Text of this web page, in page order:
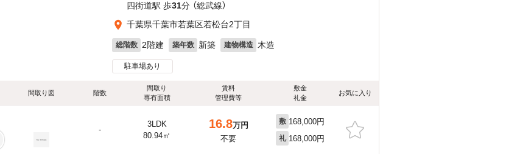
四街道駅 歩31分 （総武線）
千葉県千葉市若葉区若松台2丁目
総階数 2階建 築年数 新築 建物構造 木造
駐車場あり
間取り図 階数
間取り
専有面積
賃料
管理費等
敷金
礼金
お気に入り
-
3LDK
80.94㎡
16.8万円
不要
敷 168,000円
礼 168,000円